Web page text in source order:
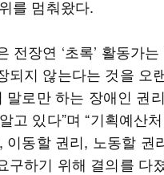
를 멈춰왔다.
전장연 ‘초록’ 활동가
되지 않는다는 것을 오
말로만 하는 장애인 권
고 있다”며 “기획예산
이동할 권리, 노동할 권
구하기 위해 결의를 다